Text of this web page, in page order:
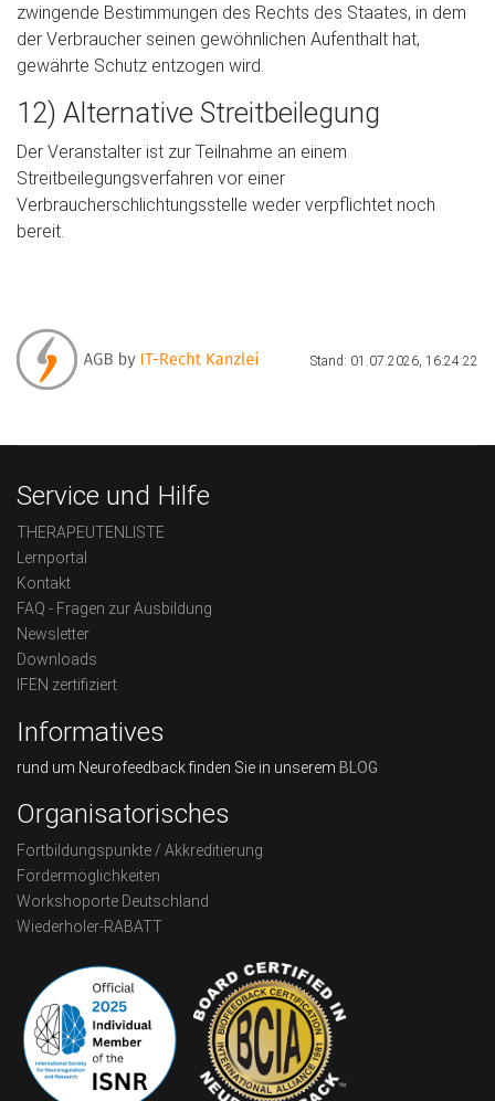
zwingende Bestimmungen des Rechts des Staates, in dem
der Verbraucher seinen gewöhnlichen Aufenthalt hat,
gewährte Schutz entzogen wird.
12) Alternative Streitbeilegung
Der Veranstalter ist zur Teilnahme an einem
Streitbeilegungsverfahren vor einer
Verbraucherschlichtungsstelle weder verpflichtet noch
bereit.
Stand: 01.07.2026, 16:24:22
Service und Hilfe
THERAPEUTENLISTE
Lernportal
Kontakt
FAQ - Fragen zur Ausbildung
Newsletter
Downloads
IFEN zertifiziert
Informatives
rund um Neurofeedback finden Sie in unserem BLOG
Organisatorisches
Fortbildungspunkte / Akkreditierung
Fördermöglichkeiten
Workshoporte Deutschland
Wiederholer-RABATT